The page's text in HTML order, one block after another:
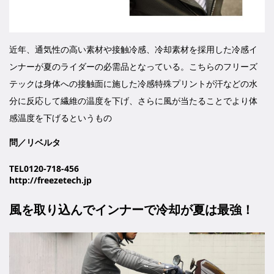
近年、通気性の高い素材や接触冷感、冷却素材を採用した冷感イ
ンナーが夏のライダーの必需品となっている。こちらのフリーズ
テックは身体への接触面に施した冷感特殊プリントが汗などの水
分に反応して繊維の温度を下げ、さらに風が当たることでより体
感温度を下げるというもの
問／リベルタ
TEL0120-718-456
http://freezetech.jp
風を取り込んでインナーで冷却が夏は最強！